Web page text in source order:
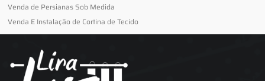
Venda de Persianas Sob Medida
Venda E Instalação de Cortina de Tecido